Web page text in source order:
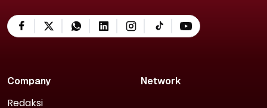
Company
Redaksi
Network